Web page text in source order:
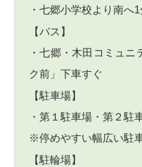
・七郷小学校より南へ1
【バス】
・七郷・木田コミュ
ク前」下車すぐ
【駐車場】
・第１駐車場・第２駐
※停めやすい幅広い駐
【駐輪場】